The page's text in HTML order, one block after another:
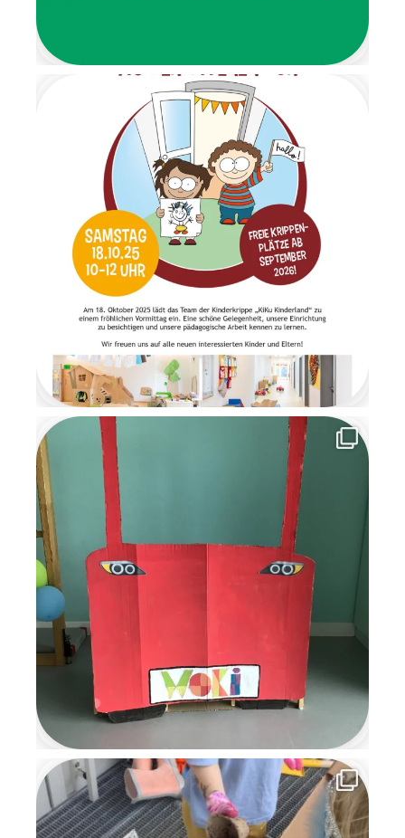
Mit stimmungsvoller
Weihnachtsmusik wurden alle
Kinder herzlich begrüßt.
Gemeinsam frühstückten wir
in ruhiger und gemütlicher
Atmosphäre. Anschließend
wartete ein Geschenketisch,
an dem die Überraschungen
im Morgenkreis gemeinsam
ausgepackt wurden. Es war
ein Moment voller Staunen
und Freude. Am letzten Tag
der Wichtelzeit
verabschiedeten sich die
Wichtel mit einem
Abschiedsbrief. Sie bedankten
sich für die schöne
gemeinsame Zeit und
versprachen den Kindern, im
nächsten Jahr
wiederzukommen. Die
Wichtelzeit war für alle eine
besondere, magische Zeit
voller Kreativität,
Gemeinschaft und
weihnachtlicher Vorfreude, an
die wir uns noch lange
erinnern werden.